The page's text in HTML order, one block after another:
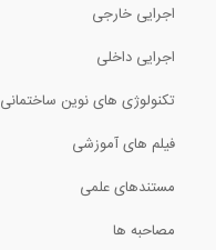
اجرایی خارجی
اجرایی داخلی
تکنولوژی های نوین ساختمانی
فیلم های آموزشی
مستندهای علمی
مصاحبه ها